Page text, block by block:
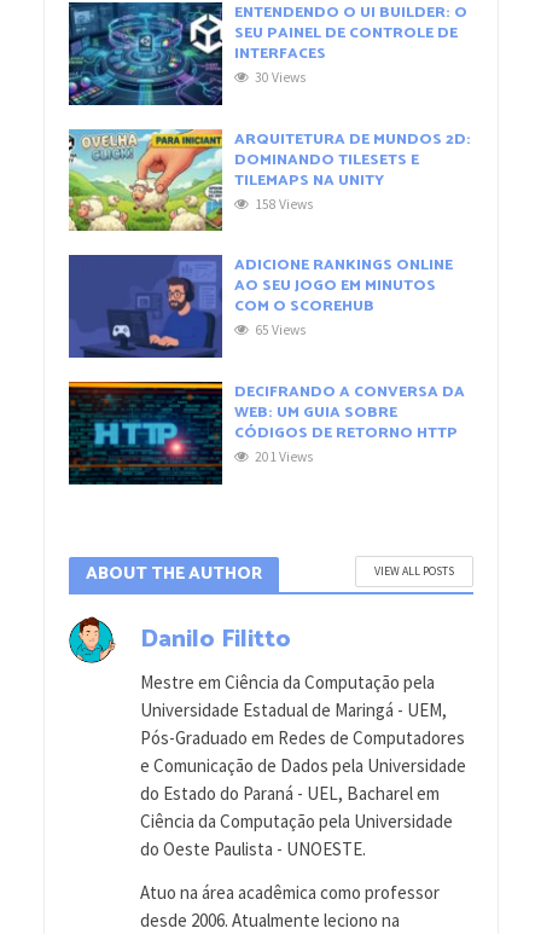
ENTENDENDO O UI BUILDER: O
SEU PAINEL DE CONTROLE DE
INTERFACES
30 Views
ARQUITETURA DE MUNDOS 2D:
DOMINANDO TILESETS E
TILEMAPS NA UNITY
158 Views
ADICIONE RANKINGS ONLINE
AO SEU JOGO EM MINUTOS
COM O SCOREHUB
65 Views
DECIFRANDO A CONVERSA DA
WEB: UM GUIA SOBRE
CÓDIGOS DE RETORNO HTTP
201 Views
ABOUT THE AUTHOR VIEW ALL POSTS
Danilo Filitto
Mestre em Ciência da Computação pela
Universidade Estadual de Maringá - UEM,
Pós-Graduado em Redes de Computadores
e Comunicação de Dados pela Universidade
do Estado do Paraná - UEL, Bacharel em
Ciência da Computação pela Universidade
do Oeste Paulista - UNOESTE.
Atuo na área acadêmica como professor
desde 2006. Atualmente leciono na